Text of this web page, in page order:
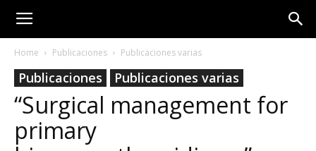
Home Publicaciones Publicaciones varias
Publicaciones Publicaciones varias
“Surgical management for
primary